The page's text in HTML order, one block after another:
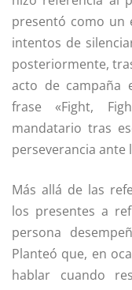
presentó como un
intentos de
posteriormente,
acto de campaña
frase «Fight,
mandatario tras
perseverancia ante
Más allá de las
los presentes a
persona
Planteó que, en
hablar cuando